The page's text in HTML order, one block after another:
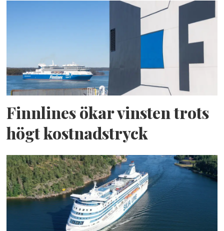
Finnlines ökar vinsten trots
högt kostnadstryck